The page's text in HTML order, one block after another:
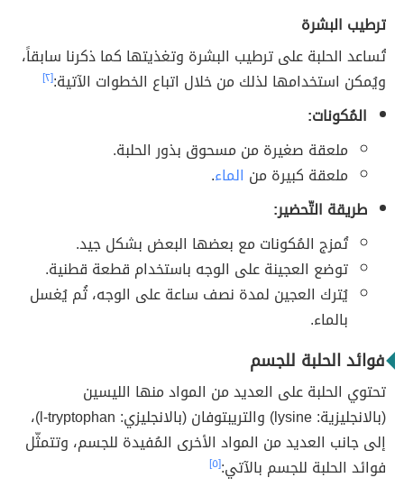
ترطيب البشرة
تُساعد الحلبة على ترطيب البشرة وتغذيتها كما ذكرنا سابقاً،
ويُمكن استخدامها لذلك من خلال اتباع الخطوات الآتية:[٢]
المُكونات:
ملعقة صغيرة من مسحوق بذور الحلبة.
ملعقة كبيرة من الماء.
طريقة التّحضير:
تُمزج المُكونات مع بعضها البعض بشكل جيد.
توضع العجينة على الوجه باستخدام قطعة قطنية.
يُترك العجين لمدة نصف ساعة على الوجه، ثُم يُغسل
بالماء.
فوائد الحلبة للجسم
تحتوي الحلبة على العديد من المواد منها الليسين
(بالانجليزية: lysine) والتريبتوفان (بالانجليزي: l-tryptophan)،
إلى جانب العديد من المواد الأخرى المُفيدة للجسم، وتتمثّل
فوائد الحلبة للجسم بالآتي:[٥]